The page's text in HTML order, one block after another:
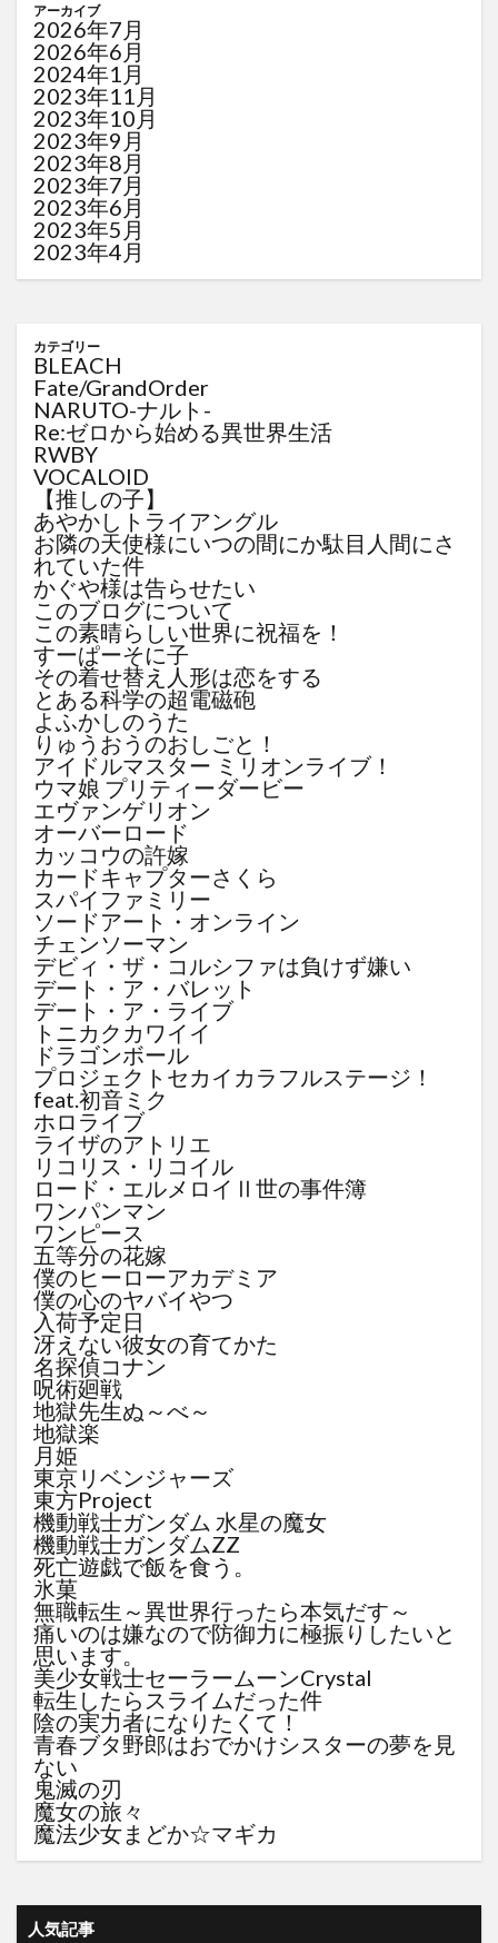
アーカイブ
2026年7月
2026年6月
2024年1月
2023年11月
2023年10月
2023年9月
2023年8月
2023年7月
2023年6月
2023年5月
2023年4月
カテゴリー
BLEACH
Fate/GrandOrder
NARUTO-ナルト-
Re:ゼロから始める異世界生活
RWBY
VOCALOID
【推しの子】
あやかしトライアングル
お隣の天使様にいつの間にか駄目人間にさ
れていた件
かぐや様は告らせたい
このブログについて
この素晴らしい世界に祝福を！
すーぱーそに子
その着せ替え人形は恋をする
とある科学の超電磁砲
よふかしのうた
りゅうおうのおしごと！
アイドルマスター ミリオンライブ！
ウマ娘 プリティーダービー
エヴァンゲリオン
オーバーロード
カッコウの許嫁
カードキャプターさくら
スパイファミリー
ソードアート・オンライン
チェンソーマン
デビィ・ザ・コルシファは負けず嫌い
デート・ア・バレット
デート・ア・ライブ
トニカクカワイイ
ドラゴンボール
プロジェクトセカイカラフルステージ！
feat.初音ミク
ホロライブ
ライザのアトリエ
リコリス・リコイル
ロード・エルメロイⅡ世の事件簿
ワンパンマン
ワンピース
五等分の花嫁
僕のヒーローアカデミア
僕の心のヤバイやつ
入荷予定日
冴えない彼女の育てかた
名探偵コナン
呪術廻戦
地獄先生ぬ～べ～
地獄楽
月姫
東京リベンジャーズ
東方Project
機動戦士ガンダム 水星の魔女
機動戦士ガンダムZZ
死亡遊戯で飯を食う。
氷菓
無職転生～異世界行ったら本気だす～
痛いのは嫌なので防御力に極振りしたいと
思います。
美少女戦士セーラームーンCrystal
転生したらスライムだった件
陰の実力者になりたくて！
青春ブタ野郎はおでかけシスターの夢を見
ない
鬼滅の刃
魔女の旅々
魔法少女まどか☆マギカ
人気記事